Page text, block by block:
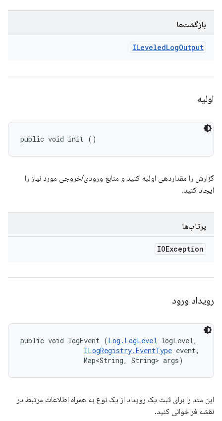
بازگشت‌ها
ILeveledLogOutput
اولیه
public void init ()
گزارش را مقداردهی اولیه کنید و منابع ورودی/خروجی مورد نیاز را
ایجاد کنید.
پرتاب‌ها
IOException
رویداد ورود
public void logEvent (Log.LogLevel logLevel,
ILogRegistry.EventType event,
                Map<String, String> args)
این متد را برای ثبت یک رویداد از یک نوع به همراه اطلاعات مرتبط در
نقشه فراخوانی کنید.